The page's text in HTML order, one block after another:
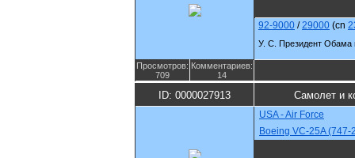
92-9000 /29000 (cn
У. С. Президент Обама
Просмотров:
709
Комментариев:
14
ID: 0000027913 Самолет и
USA - Air Force
Boeing VC-25A (747-